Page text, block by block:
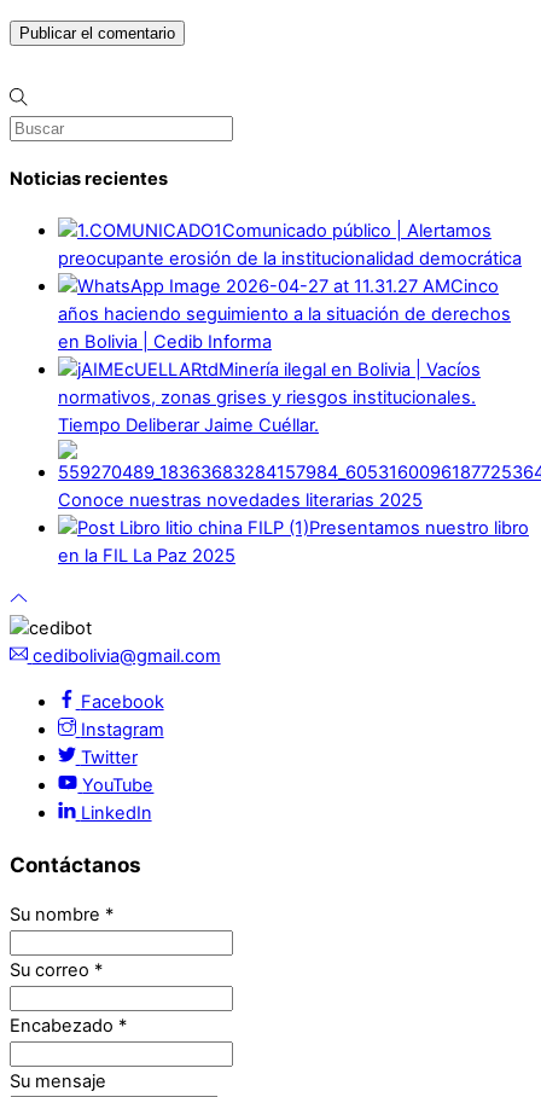
Noticias recientes
Comunicado público | Alertamos
preocupante erosión de la institucionalidad democrática
Cinco
años haciendo seguimiento a la situación de derechos
en Bolivia | Cedib Informa
Minería ilegal en Bolivia | Vacíos
normativos, zonas grises y riesgos institucionales.
Tiempo Deliberar Jaime Cuéllar.
Conoce nuestras novedades literarias 2025
Presentamos nuestro libro
en la FIL La Paz 2025
cedibolivia@gmail.com
Facebook
Instagram
Twitter
YouTube
LinkedIn
Contáctanos
Su nombre *
Su correo *
Encabezado *
Su mensaje